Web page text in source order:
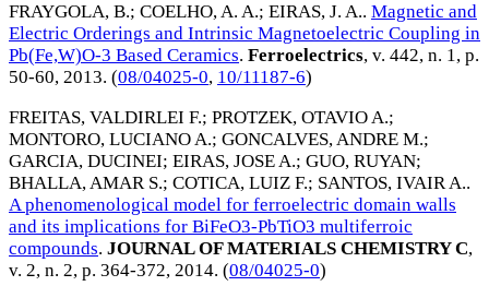
FRAYGOLA, B.; COELHO, A. A.; EIRAS, J. A.. Magnetic and
Electric Orderings and Intrinsic Magnetoelectric Coupling in
Pb(Fe,W)O-3 Based Ceramics. Ferroelectrics, v. 442, n. 1, p.
50-60, 2013. (08/04025-0, 10/11187-6)
FREITAS, VALDIRLEI F.; PROTZEK, OTAVIO A.;
MONTORO, LUCIANO A.; GONCALVES, ANDRE M.;
GARCIA, DUCINEI; EIRAS, JOSE A.; GUO, RUYAN;
BHALLA, AMAR S.; COTICA, LUIZ F.; SANTOS, IVAIR A..
A phenomenological model for ferroelectric domain walls
and its implications for BiFeO3-PbTiO3 multiferroic
compounds. JOURNAL OF MATERIALS CHEMISTRY C,
v. 2, n. 2, p. 364-372, 2014. (08/04025-0)